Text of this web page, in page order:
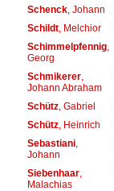
Schenck, Johann
Schildt, Melchior
Schimmelpfennig,
Georg
Schmikerer,
Johann Abraham
Schütz, Gabriel
Schütz, Heinrich
Sebastiani,
Johann
Siebenhaar,
Malachias